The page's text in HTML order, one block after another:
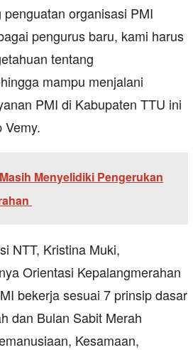
organisasi PMI
pengurus baru, kami harus
tentang
mampu menjalani
PMI di Kabupaten TTU ini
Vemy.
Menyelidiki Pengerukan
NTT, Kristina Muki,
Orientasi Kepalangmerahan
bekerja sesuai 7 prinsip dasar
dan Bulan Sabit Merah
Kesamaan,